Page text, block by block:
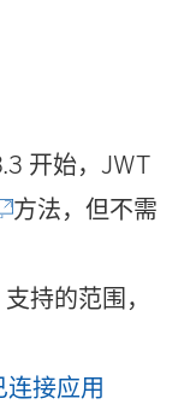
开始，JWT
方法，但不需
持的范围，
接应用